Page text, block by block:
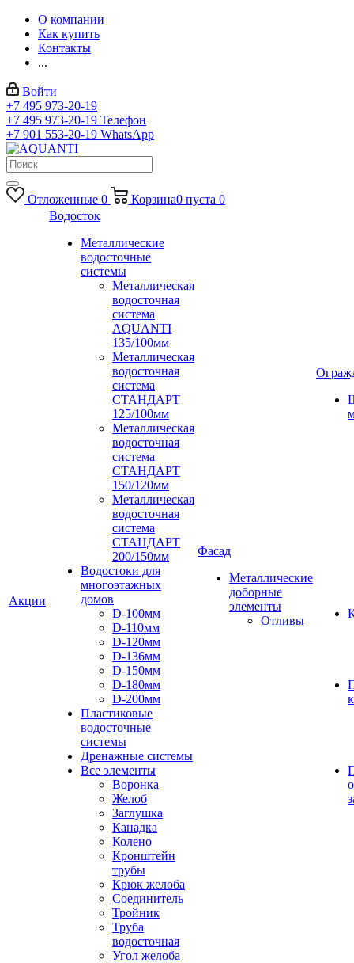
О компании
Как купить
Контакты
...
Войти
+7 495 973-20-19
+7 495 973-20-19 Телефон
+7 901 553-20-19 WhatsApp
Отложенные 0 Корзина0 пуста 0
Акции
Водосток
Металлические
водосточные
системы
Металлическая
водосточная
система
AQUANTI
135/100мм
Металлическая
водосточная
система
СТАНДАРТ
125/100мм
Металлическая
водосточная
система
СТАНДАРТ
150/120мм
Металлическая
водосточная
система
СТАНДАРТ
200/150мм
Водостоки для
многоэтажных
домов
D-100мм
D-110мм
D-120мм
D-136мм
D-150мм
D-180мм
D-200мм
Пластиковые
водосточные
системы
Дренажные системы
Все элементы
Воронка
Желоб
Заглушка
Канадка
Колено
Кронштейн
трубы
Крюк желоба
Соединитель
Тройник
Труба
водосточная
Угол желоба
Фасад
Металлические
доборные
элементы
Отливы